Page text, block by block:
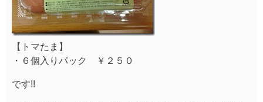
【トマたま】
・６個入りパック ￥２５０
です!!